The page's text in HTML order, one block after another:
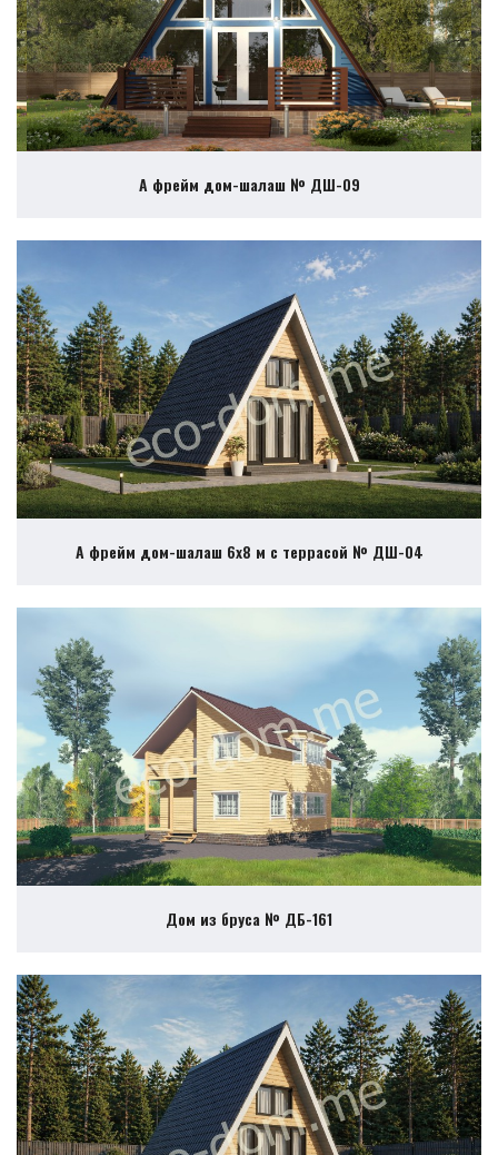
А фрейм дом-шалаш № ДШ-09
А фрейм дом-шалаш 6х8 м с террасой № ДШ-04
Дом из бруса № ДБ-161